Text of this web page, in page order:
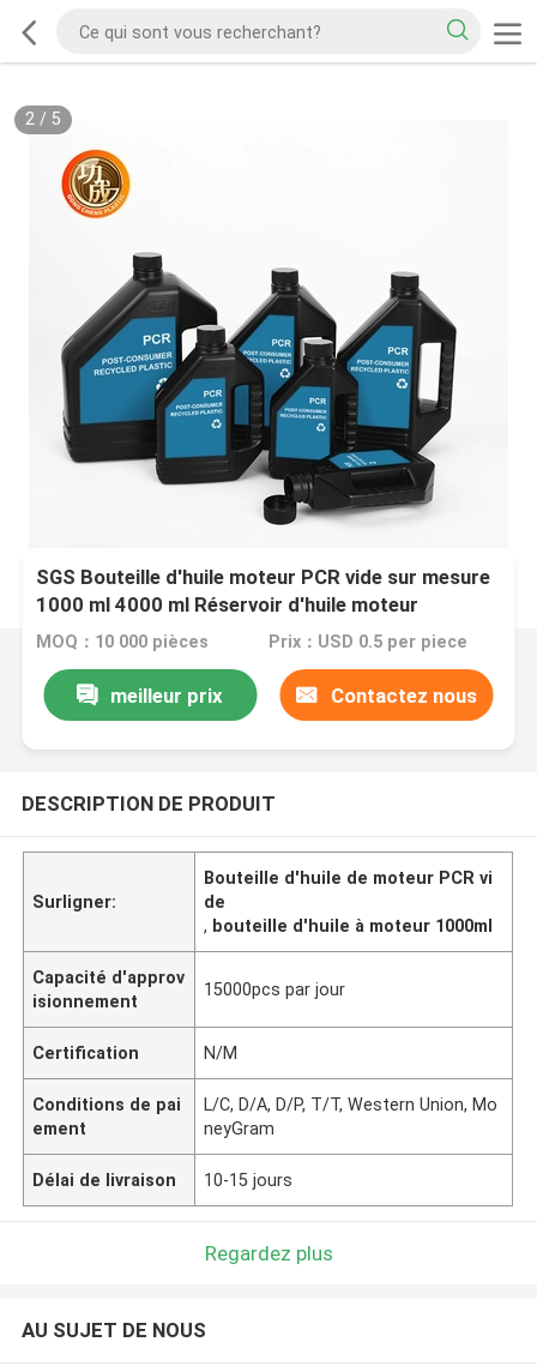
2/ 5
SGS Bouteille d'huile moteur PCR vide sur mesure
1000 ml 4000 ml Réservoir d'huile moteur
MOQ：10 000 pièces Prix：USD 0.5 per piece
meilleur prix Contactez nous
DESCRIPTION DE PRODUIT
Surligner:
Bouteille d'huile de moteur PCR vi
de
, bouteille d'huile à moteur 1000ml
Capacité d'approv
isionnement
15000pcs par jour
Certification N/M
Conditions de pai
ement
L/C, D/A, D/P, T/T, Western Union, Mo
neyGram
Délai de livraison 10-15 jours
Regardez plus
AU SUJET DE NOUS